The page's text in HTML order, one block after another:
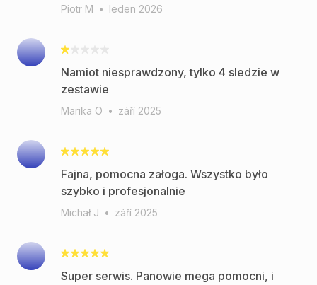
Piotr M • leden 2026
Namiot niesprawdzony, tylko 4 sledzie w
zestawie
Marika O • září 2025
Fajna, pomocna załoga. Wszystko było
szybko i profesjonalnie
Michał J • září 2025
Super serwis. Panowie mega pomocni, i